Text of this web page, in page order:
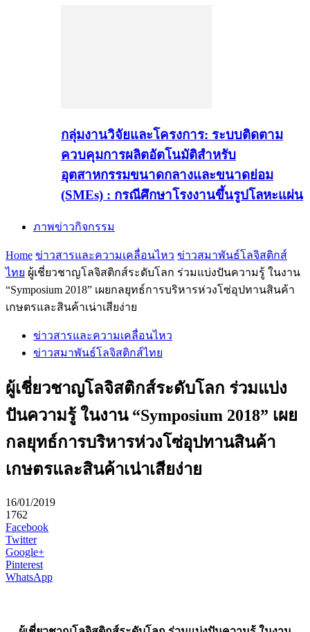
กลุ่มงานวิจัยและโครงการ: ระบบติดตาม
ควบคุมการผลิตอัตโนมัติสำหรับ
อุตสาหกรรมขนาดกลางและขนาดย่อม
(SMEs) : กรณีศึกษาโรงงานขึ้นรูปโลหะแผ่น
ภาพข่าวกิจกรรม
Home ข่าวสารและความเคลื่อนไหว ข่าวสมาพันธ์โลจิสติกส์
ไทย ผู้เชี่ยวชาญโลจิสติกส์ระดับโลก ร่วมแบ่งปันความรู้ ในงาน
“Symposium 2018” เผยกลยุทธ์การบริหารห่วงโซ่อุปทานสินค้า
เกษตรและสินค้าเน่าเสียง่าย
ข่าวสารและความเคลื่อนไหว
ข่าวสมาพันธ์โลจิสติกส์ไทย
ผู้เชี่ยวชาญโลจิสติกส์ระดับโลก ร่วมแบ่ง
ปันความรู้ ในงาน “Symposium 2018” เผย
กลยุทธ์การบริหารห่วงโซ่อุปทานสินค้า
เกษตรและสินค้าเน่าเสียง่าย
16/01/2019
1762
Facebook
Twitter
Google+
Pinterest
WhatsApp